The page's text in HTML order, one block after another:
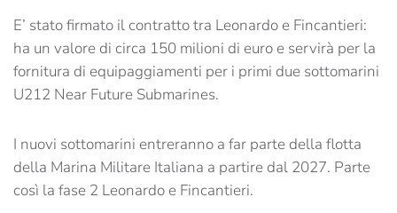
E’ stato firmato il contratto tra Leonardo e Fincantieri:
ha un valore di circa 150 milioni di euro e servirà per la
fornitura di equipaggiamenti per i primi due sottomarini
U212 Near Future Submarines.
I nuovi sottomarini entreranno a far parte della flotta
della Marina Militare Italiana a partire dal 2027. Parte
così la fase 2 Leonardo e Fincantieri.